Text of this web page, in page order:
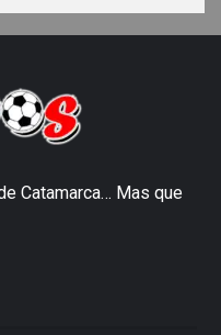
Catamarca… Mas que